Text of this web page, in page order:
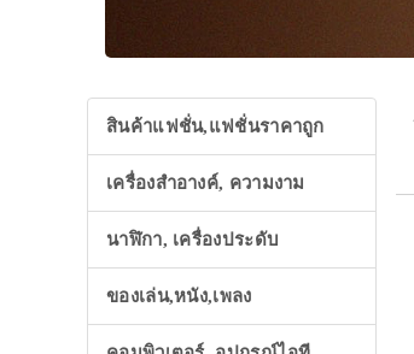
สินค้าแฟชั่น,แฟชั่นราคาถูก
เครื่องสำอางค์, ความงาม
นาฬิกา, เครื่องประดับ
ของเล่น,หนัง,เพลง